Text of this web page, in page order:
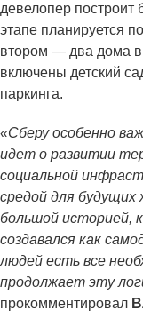
девелопер
этапе планируется
втором — два дома
включены детский
паркинга.
«Сберу особенно
идет о развитии
социальной
средой для
большой историей,
создавался как
людей есть все
продолжает эту
прокомментировал